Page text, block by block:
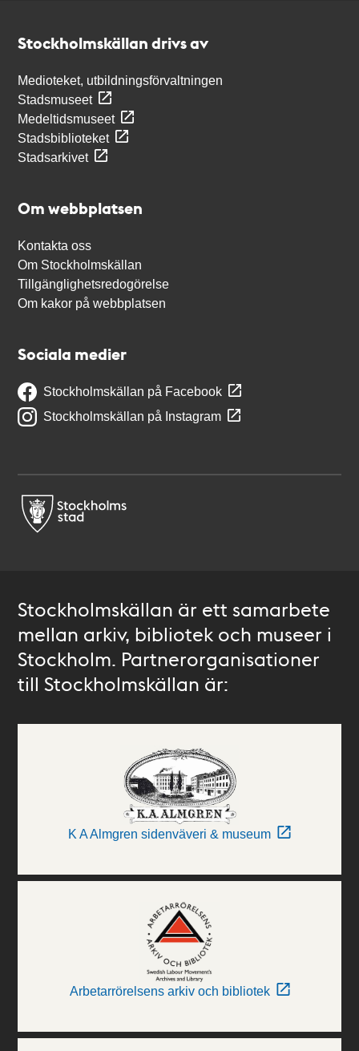
Stockholmskällan drivs av
Medioteket, utbildningsförvaltningen
Stadsmuseet
Medeltidsmuseet
Stadsbiblioteket
Stadsarkivet
Om webbplatsen
Kontakta oss
Om Stockholmskällan
Tillgänglighetsredogörelse
Om kakor på webbplatsen
Sociala medier
Stockholmskällan på Facebook
Stockholmskällan på Instagram
Stockholmskällan är ett samarbete
mellan arkiv, bibliotek och museer i
Stockholm. Partnerorganisationer
till Stockholmskällan är:
K A Almgren sidenväveri & museum
Arbetarrörelsens arkiv och bibliotek